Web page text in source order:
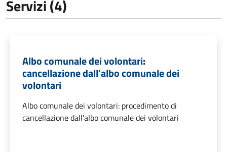
Servizi (4)
Albo comunale dei volontari:
cancellazione dall'albo comunale dei
volontari
Albo comunale dei volontari: procedimento di
cancellazione dall'albo comunale dei volontari